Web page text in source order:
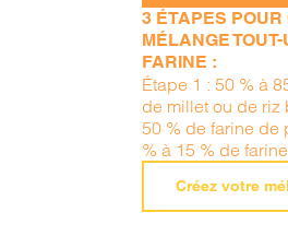
3 ÉTAPES POUR
MÉLANGE
FARINE :
Étape 1 : 50 % à
de millet ou de riz
50 % de farine de
% à 15 % de
Créez votre